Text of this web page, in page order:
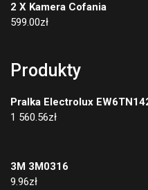
2 X Kamera Cofania
599.00zł
Produkty
Pralka Electrolux
1 560.56zł
3M 3M0316
9.96zł